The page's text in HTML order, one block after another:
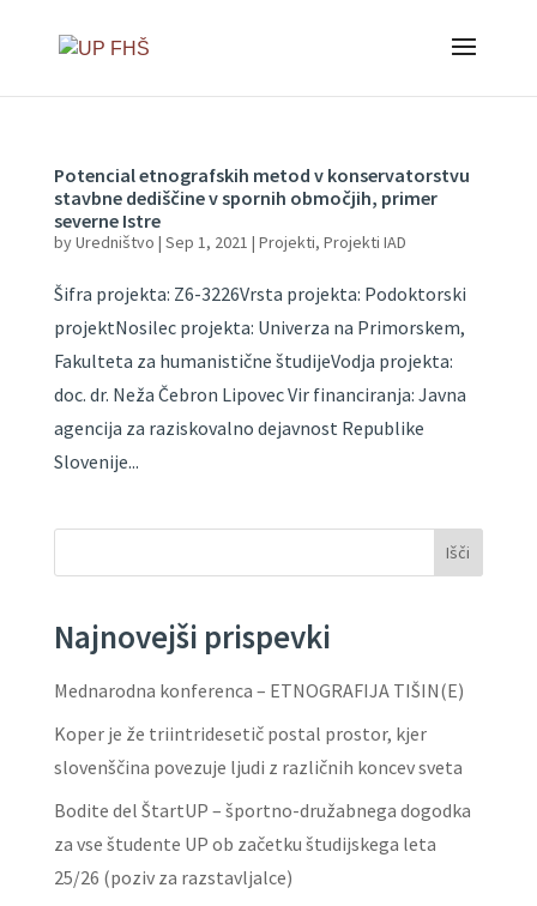
Potencial etnografskih metod v konservatorstvu
stavbne dediščine v spornih območjih, primer
severne Istre
byUredništvo | Sep 1, 2021 | Projekti, Projekti IAD
Šifra projekta: Z6-3226Vrsta projekta: Podoktorski
projektNosilec projekta: Univerza na Primorskem,
Fakulteta za humanistične študijeVodja projekta:
doc. dr. Neža Čebron Lipovec Vir financiranja: Javna
agencija za raziskovalno dejavnost Republike
Slovenije...
Išči
Najnovejši prispevki
Mednarodna konferenca – ETNOGRAFIJA TIŠIN(E)
Koper je že triintridesetič postal prostor, kjer
slovenščina povezuje ljudi z različnih koncev sveta
Bodite del ŠtartUP – športno-družabnega dogodka
za vse študente UP ob začetku študijskega leta
25/26 (poziv za razstavljalce)